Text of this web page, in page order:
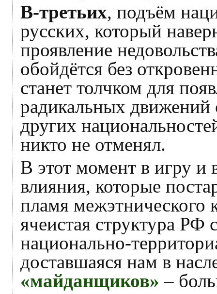
В-третьих, подъём
русских, который
проявление
обойдётся без
станет толчком для
радикальных движений
других
никто не отменял.
В этот момент в игру и
влияния, которые
пламя межэтнического
ячеистая структура
национально-
доставшаяся нам в
«майданщиков» –